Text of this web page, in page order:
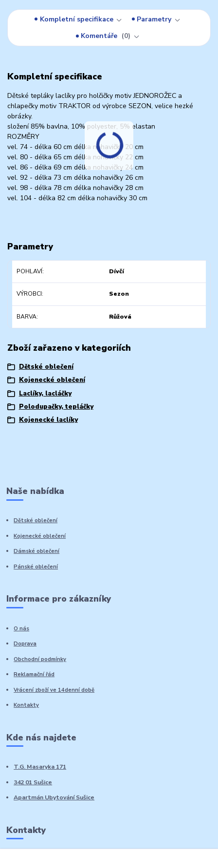
Kompletní specifikace
Parametry
Komentáře
0
Kompletní specifikace
Dětské tepláky laclíky pro holčičky motiv JEDNOROŽEC a
chlapečky motiv TRAKTOR od výrobce SEZON, velice hezké
obrázky.
složení 85% bavlna, 10% polyester, 5% elastan
ROZMĚRY
vel. 74 - délka 60 cm délka nohavičky 20 cm
vel. 80 - délka 65 cm délka nohavičky 22 cm
vel. 86 - délka 69 cm délka nohavičky 24 cm
vel. 92 - délka 73 cm délka nohavičky 26 cm
vel. 98 - délka 78 cm délka nohavičky 28 cm
vel. 104 - délka 82 cm délka nohavičky 30 cm
Parametry
POHLAVÍ Dívčí
VÝROBCI Sezon
BARVA Růžová
Zboží zařazeno v kategoriích
Dětské oblečení
Kojenecké oblečení
Laclíky, lacláčky
Polodupačky, tepláčky
Kojenecké laclíky
Naše nabídka
Dětské oblečení
Kojenecké oblečení
Dámské oblečení
Pánské oblečení
Informace pro zákazníky
O nás
Doprava
Obchodní podmínky
Reklamační řád
Vrácení zboží ve 14denní době
Kontakty
Kde nás najdete
T.G. Masaryka 171
342 01 Sušice
Apartmán Ubytování Sušice
Kontakty